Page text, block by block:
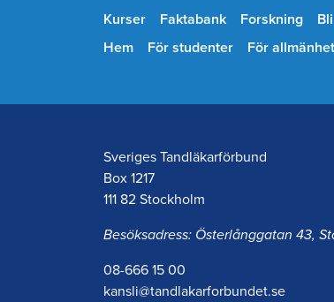
Kurser Faktabank Forskning
Hem
För studenter För
Sveriges Tandläkarförbund
Box 1217
111 82 Stockholm
Besöksadress: Österlånggatan 43,
08-666 15 00
kansli@tandlakarforbundet.se